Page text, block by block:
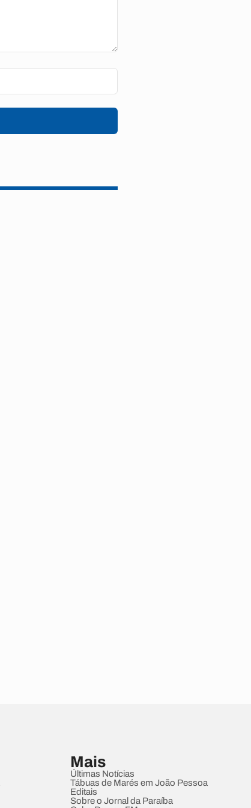
Mais
Últimas Notícias
Tábuas de Marés em João Pessoa
Editais
Sobre o Jornal da Paraíba